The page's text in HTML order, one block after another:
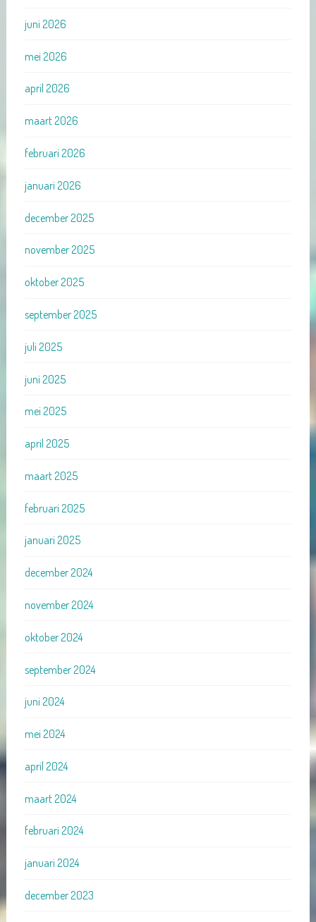
juni 2026
mei 2026
april 2026
maart 2026
februari 2026
januari 2026
december 2025
november 2025
oktober 2025
september 2025
juli 2025
juni 2025
mei 2025
april 2025
maart 2025
februari 2025
januari 2025
december 2024
november 2024
oktober 2024
september 2024
juni 2024
mei 2024
april 2024
maart 2024
februari 2024
januari 2024
december 2023